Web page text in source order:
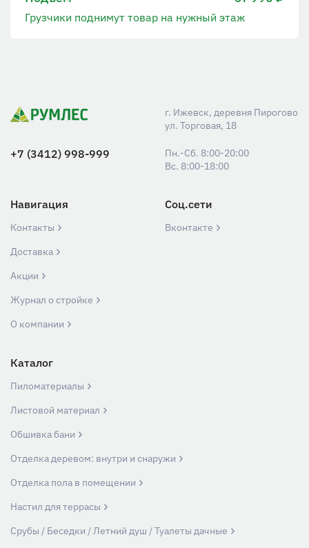
Грузчики поднимут товар на нужный этаж
г. Ижевск, деревня Пирогово
ул. Торговая, 18
+7 (3412) 998-999
Пн.-Сб. 8:00-20:00
Вс. 8:00-18:00
Навигация
Контакты
Доставка
Акции
Журнал о стройке
О компании
Соц.сети
Вконтакте
Каталог
Пиломатериалы
Листовой материал
Обшивка бани
Отделка деревом: внутри и снаружи
Отделка пола в помещении
Настил для террасы
Срубы / Беседки / Летний душ / Туалеты дачные